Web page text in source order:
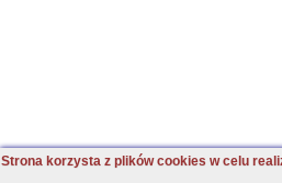
Strona korzysta z plików cookies w celu